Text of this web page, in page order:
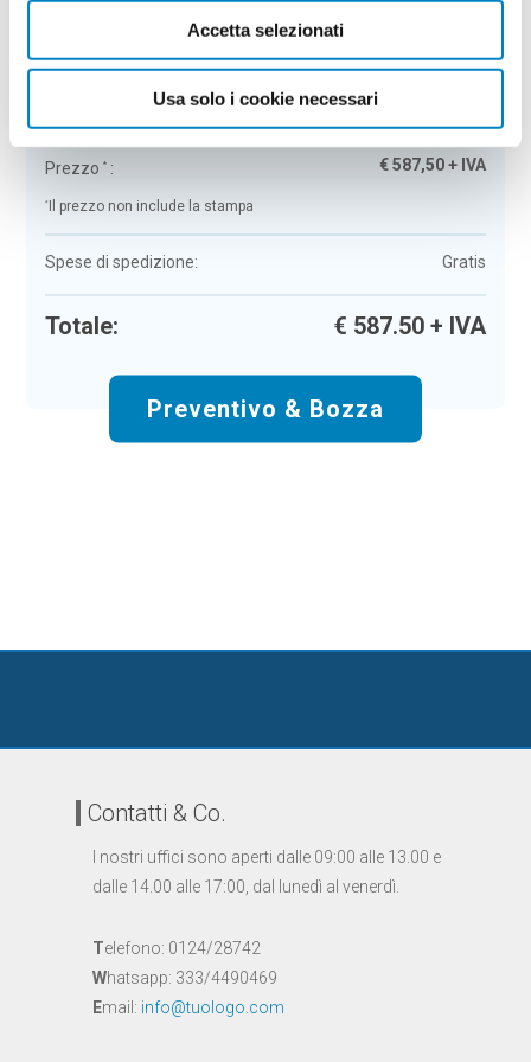
Accetta selezionati
Usa solo i cookie necessari
Tempi di consegna:6/8 gg lavorativi
Prezzo* : €587,50+ IVA
* Il prezzo non include la stampa
Spese di spedizione: Gratis
Totale: € 587.50+ IVA
Preventivo & Bozza
Contatti & Co.
I nostri uffici sono aperti dalle 09:00 alle 13.00 e
dalle 14.00 alle 17:00, dal lunedì al venerdì.
Telefono: 0124/28742
Whatsapp: 333/4490469
Email: info@tuologo.com